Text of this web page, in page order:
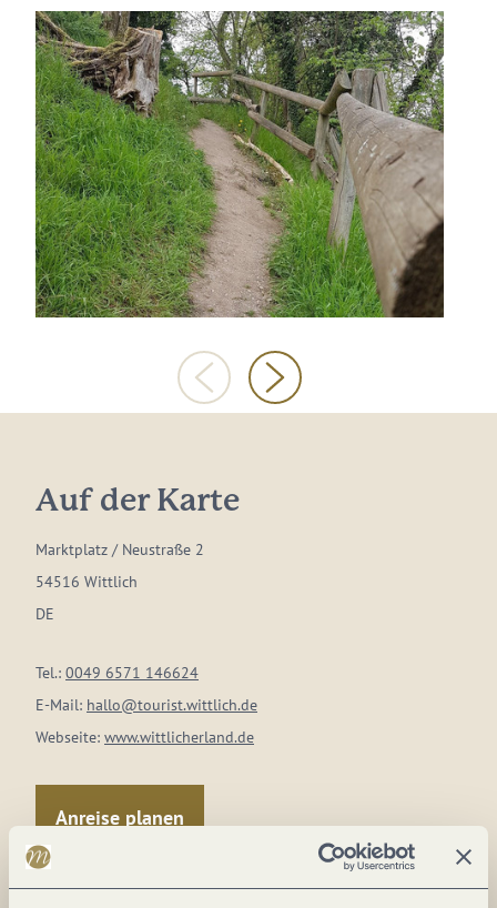
Auf der Karte
Marktplatz / Neustraße 2
54516 Wittlich
DE
Tel.: 0049 6571 146624
E-Mail: hallo@tourist.wittlich.de
Webseite: www.wittlicherland.de
Anreise planen